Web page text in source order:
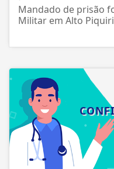
Mandado de prisão
Militar em Alto Piquiri